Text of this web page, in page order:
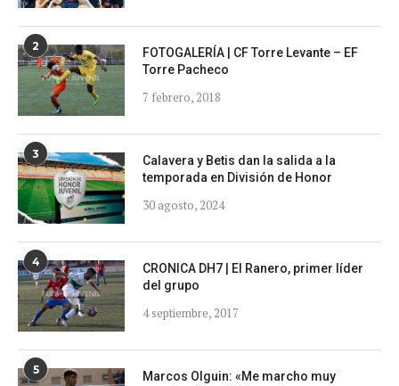
2
FOTOGALERÍA | CF Torre Levante – EF
Torre Pacheco
7 febrero, 2018
3
Calavera y Betis dan la salida a la
temporada en División de Honor
30 agosto, 2024
4
CRONICA DH7 | El Ranero, primer líder
del grupo
4 septiembre, 2017
5
Marcos Olguin: «Me marcho muy